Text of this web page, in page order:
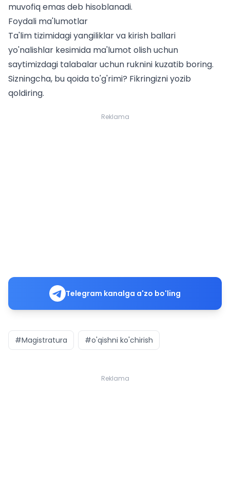
muvofiq emas deb hisoblanadi.
Foydali ma'lumotlar
Ta'lim tizimidagi yangiliklar va kirish ballari
yo'nalishlar kesimida ma'lumot olish uchun
saytimizdagi talabalar uchun ruknini kuzatib boring.
Sizningcha, bu qoida to'g'rimi? Fikringizni yozib
qoldiring.
Reklama
Telegram kanalga a'zo bo'ling
#Magistratura #o'qishni ko'chirish
Reklama